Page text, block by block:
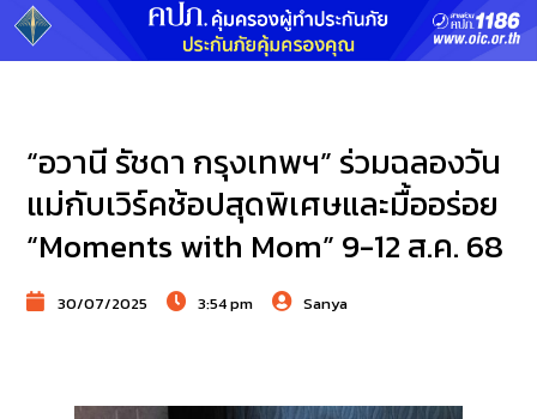
“อวานี รัชดา กรุงเทพฯ” ร่วมฉลองวัน
แม่กับเวิร์คช้อปสุดพิเศษและมื้ออร่อย
“Moments with Mom” 9-12 ส.ค. 68
30/07/2025 3:54 pm Sanya